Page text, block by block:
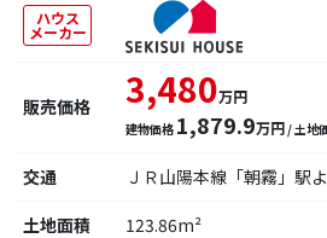
ハウス
メーカー
販売価格 3,480万円
建物価格 1,879.9万円 / 土地
交通
ＪＲ山陽本線「朝霧」駅
土地面積
123.86m²